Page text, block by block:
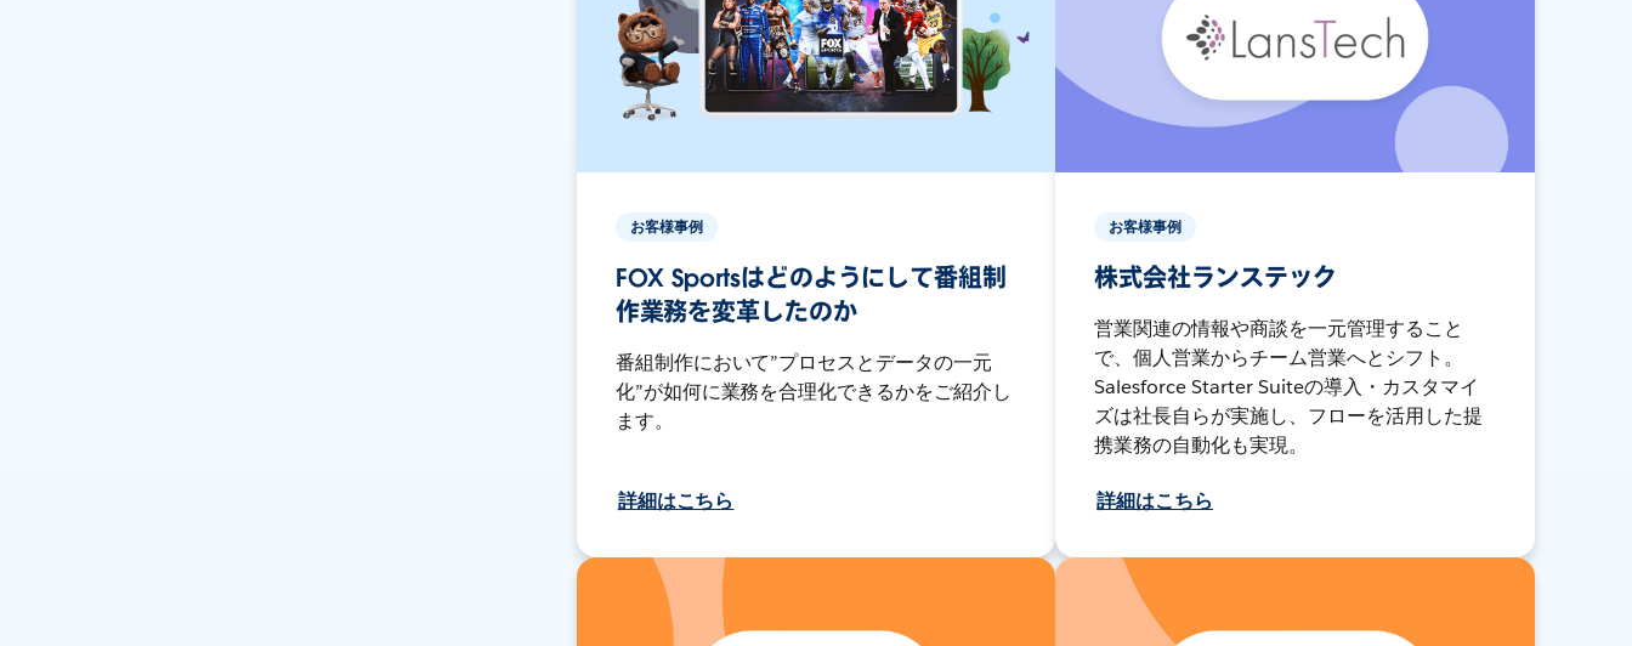
お客様事例
FOX Sportsはどのようにして番組制
作業務を変革したのか
番組制作において”プロセスとデータの一元
化”が如何に業務を合理化できるかをご紹介し
ます。
詳細はこちら
お客様事例
株式会社ランステック
営業関連の情報や商談を一元管理すること
で、個人営業からチーム営業へとシフト。
Salesforce Starter Suiteの導入・カスタマイ
ズは社長自らが実施し、フローを活用した提
携業務の自動化も実現。
詳細はこちら